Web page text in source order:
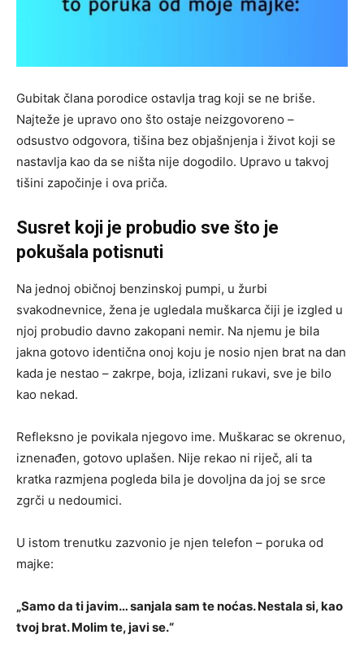
Gubitak člana porodice ostavlja trag koji se ne briše.
Najteže je upravo ono što ostaje neizgovoreno –
odsustvo odgovora, tišina bez objašnjenja i život koji se
nastavlja kao da se ništa nije dogodilo. Upravo u takvoj
tišini započinje i ova priča.
Susret koji je probudio sve što je
pokušala potisnuti
Na jednoj običnoj benzinskoj pumpi, u žurbi
svakodnevnice, žena je ugledala muškarca čiji je izgled u
njoj probudio davno zakopani nemir. Na njemu je bila
jakna gotovo identična onoj koju je nosio njen brat na dan
kada je nestao – zakrpe, boja, izlizani rukavi, sve je bilo
kao nekad.
Refleksno je povikala njegovo ime. Muškarac se okrenuo,
iznenađen, gotovo uplašen. Nije rekao ni riječ, ali ta
kratka razmjena pogleda bila je dovoljna da joj se srce
zgrči u nedoumici.
U istom trenutku zazvonio je njen telefon – poruka od
majke:
„Samo da ti javim… sanjala sam te noćas. Nestala si, kao
tvoj brat. Molim te, javi se.“